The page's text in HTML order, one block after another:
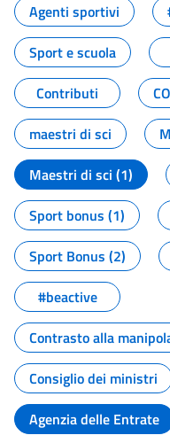
Agenti sportivi
Sport e scuola
Contributi
maestri di sci
Maestri di sci (1)
Sport bonus (1)
Sport Bonus (2)
#beactive
Contrasto alla
Consiglio dei ministri
Agenzia delle Entrate